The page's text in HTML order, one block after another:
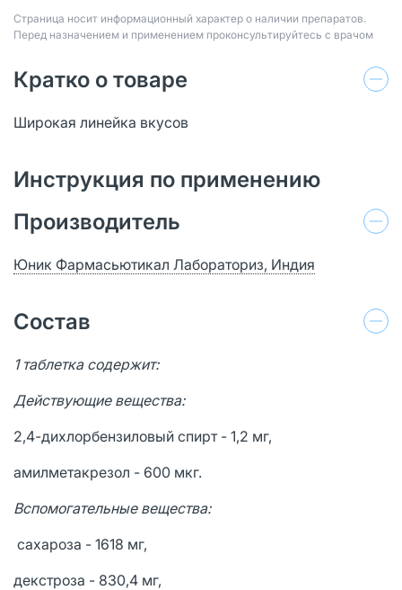
Страница носит информационный характер о наличии препаратов.
Перед назначением и применением проконсультируйтесь с врачом
Кратко о товаре
Широкая линейка вкусов
Инструкция по применению
Производитель
Юник Фармасьютикал Лабораториз, Индия
Состав
1 таблетка содержит:
Действующие вещества:
2,4-дихлорбензиловый спирт - 1,2 мг,
амилметакрезол - 600 мкг.
Вспомогательные вещества:
сахароза - 1618 мг,
декстроза - 830,4 мг,